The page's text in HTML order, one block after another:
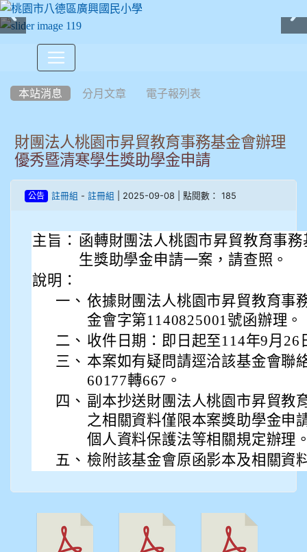
本站消息 分月文章 電子報列表
財團法人桃園市昇貿教育事務基金會辦理
優秀暨清寒學生獎助學金申請
公告 註冊組 - 註冊組 | 2025-09-08 | 點閱數： 185
主旨： 函轉財團法人桃園市昇貿教育事
生獎助學金申請一案，請查照。
說明：
一、 依據財團法人桃園市昇貿教育事
金會字第1140825001號函辦理。
二、 收件日期：即日起至114年9月26
三、 本案如有疑問請逕洽該基金會聯
60177轉667。
四、 副本抄送財團法人桃園市昇貿教
之相關資料僅限本案獎助學金申
個人資料保護法等相關規定辦理
五、 檢附該基金會原函影本及相關資